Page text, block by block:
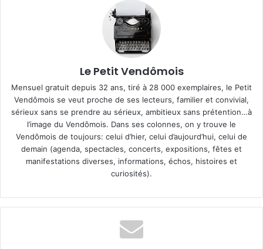
Le Petit Vendômois
Mensuel gratuit depuis 32 ans, tiré à 28 000 exemplaires, le Petit
Vendômois se veut proche de ses lecteurs, familier et convivial,
sérieux sans se prendre au sérieux, ambitieux sans prétention…à
l’image du Vendômois. Dans ses colonnes, on y trouve le
Vendômois de toujours: celui d’hier, celui d’aujourd’hui, celui de
demain (agenda, spectacles, concerts, expositions, fêtes et
manifestations diverses, informations, échos, histoires et
curiosités).